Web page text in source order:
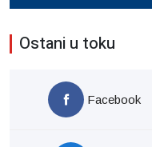
Ostani u toku
Facebook